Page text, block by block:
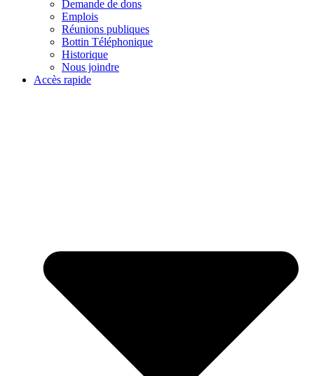
Demande de dons
Emplois
Réunions publiques
Bottin Téléphonique
Historique
Nous joindre
Accès rapide